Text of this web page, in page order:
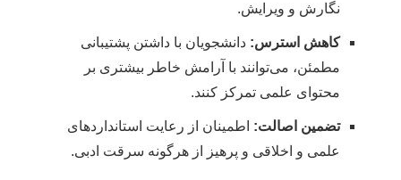
نگارش و ویرایش.
کاهش استرس:دانشجویان با داشتن پشتیبانی
مطمئن، می‌توانند با آرامش خاطر بیشتری بر
محتوای علمی تمرکز کنند.
تضمین اصالت:اطمینان از رعایت استانداردهای
علمی و اخلاقی و پرهیز از هرگونه سرقت ادبی.